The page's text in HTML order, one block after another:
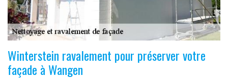
Winterstein ravalement pour préserver votre
façade à Wangen